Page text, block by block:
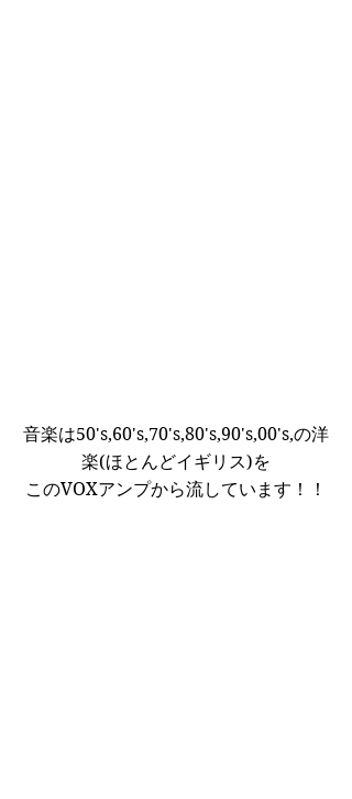
音楽は50's,60's,70's,80's,90's,00's,の洋
楽(ほとんどイギリス)を
このVOXアンプから流しています！！